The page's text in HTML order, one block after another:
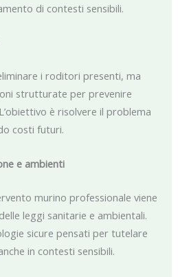
di contesti sensibili.
i roditori presenti, ma
strutturate per prevenire
è risolvere il problema
costi futuri.
e ambienti
murino professionale viene
leggi sanitarie e ambientali.
sicure pensati per tutelare
in contesti sensibili.